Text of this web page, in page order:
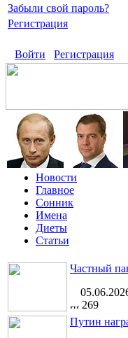
Забыли свой пароль?
Регистрация
Войти Регистрация
Новости
Главное
Сонник
Имена
Диеты
Статьи
Частный
269
Путин